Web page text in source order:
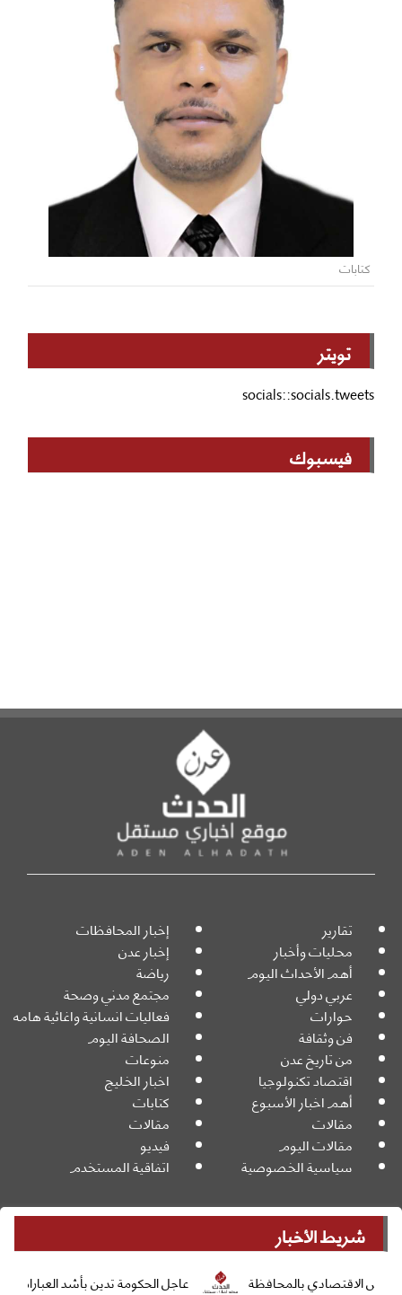
شريط الأخبار
بالمحافظة عاجل الحكومة تدين بأشد العبارات الهجوم الحوثي
كتابات
تويتر
socials::socials.tweets
فيسبوك
تقارير إخبار المحافظات
محليات وأخبار إخبار عدن
أهم الأحداث اليوم رياضة
عربي دولي مجتمع مدني وصحة
حوارات فعاليات انسانية واغاثية هامه
فن وثقافة الصحافة اليوم
من تاريخ عدن منوعات
اقتصاد تكنولوجيا اخبار الخليج
أهم اخبار الأسبوع كتابات
مقالات مقالات
مقالات اليوم فيديو
سياسية الخصوصية اتفاقية المستخدم
جميع الحقوق محفوظة
© 2026